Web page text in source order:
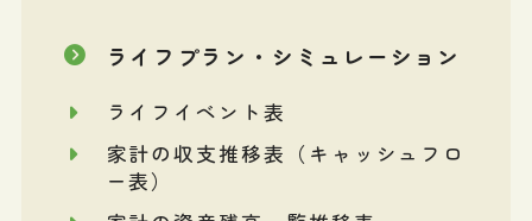
ライフプラン・シミュレーション
ライフイベント表
家計の収支推移表（キャッシュフロ
ー表）